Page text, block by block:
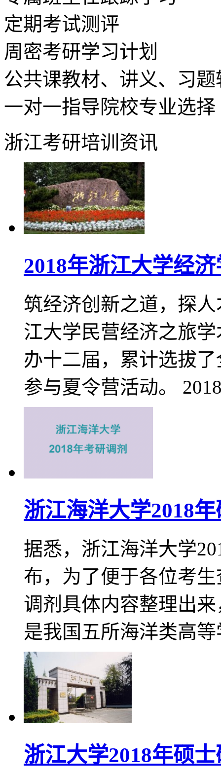
定期考试测评
周密考研学习计划
公共课教材、讲义、习
一对一指导院校专业选择
浙江考研培训资讯
2018年浙江大学经
筑经济创新之道，探
江大学民营经济之旅
办十二届，累计选拔
参与夏令营活动。
浙江海洋大学2018
据悉，浙江海洋大学
布，为了便于各位考
调剂具体内容整理出
是我国五所海洋类高等
浙江大学2018年硕